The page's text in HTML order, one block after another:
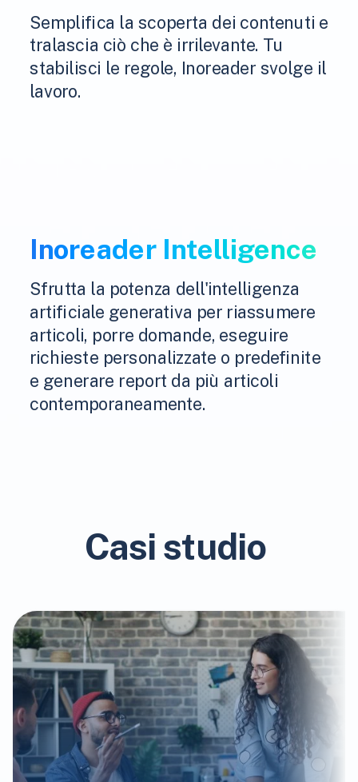
Semplifica la scoperta dei contenuti e
tralascia ciò che è irrilevante. Tu
stabilisci le regole, Inoreader svolge il
lavoro.
Inoreader Intelligence
Sfrutta la potenza dell'intelligenza
artificiale generativa per riassumere
articoli, porre domande, eseguire
richieste personalizzate o predefinite
e generare report da più articoli
contemporaneamente.
Casi studio